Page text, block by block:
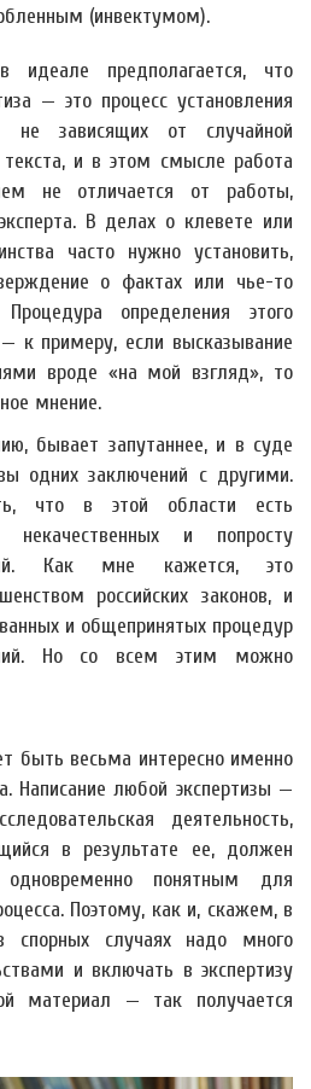
(инвектумом).
предполагается, что
— это процесс установления
не зависящих от случайной
текста, и в этом смысле работа
не отличается от работы,
В делах о клевете или
часто нужно установить,
о фактах или чье-то
определения этого
к примеру, если высказывание
вроде «на мой взгляд», то
мнение.
бывает запутаннее, и в суде
одних заключений с другими.
что в этой области есть
некачественных и попросту
Как мне кажется, это
российских законов, и
и общепринятых процедур
Но со всем этим можно
быть весьма интересно именно
Написание любой экспертизы —
деятельность,
в результате ее, должен
понятным для
Поэтому, как и, скажем, в
спорных случаях надо много
и включать в экспертизу
материал — так получается